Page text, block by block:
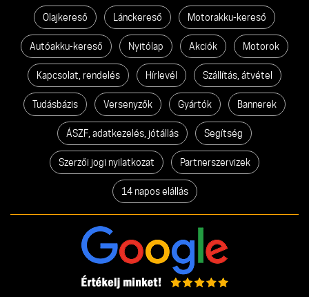
Olajkereső Lánckereső Motorakku-kereső
Autóakku-kereső Nyitólap Akciók Motorok
Kapcsolat, rendelés Hírlevél Szállítás, átvétel
Tudásbázis Versenyzők Gyártók Bannerek
ÁSZF, adatkezelés, jótállás Segítség
Szerzői jogi nyilatkozat Partnerszervizek
14 napos elállás